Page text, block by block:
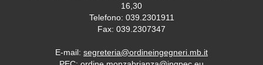
16,30
Telefono: 039.2301911
Fax: 039.2307347
E-mail: segreteria@ordineingegneri.mb.it